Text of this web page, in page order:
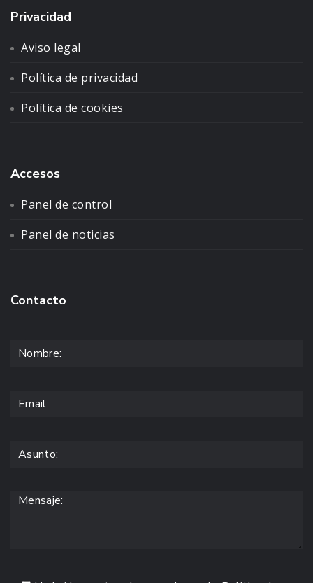
Privacidad
Aviso legal
Política de privacidad
Política de cookies
Accesos
Panel de control
Panel de noticias
Contacto